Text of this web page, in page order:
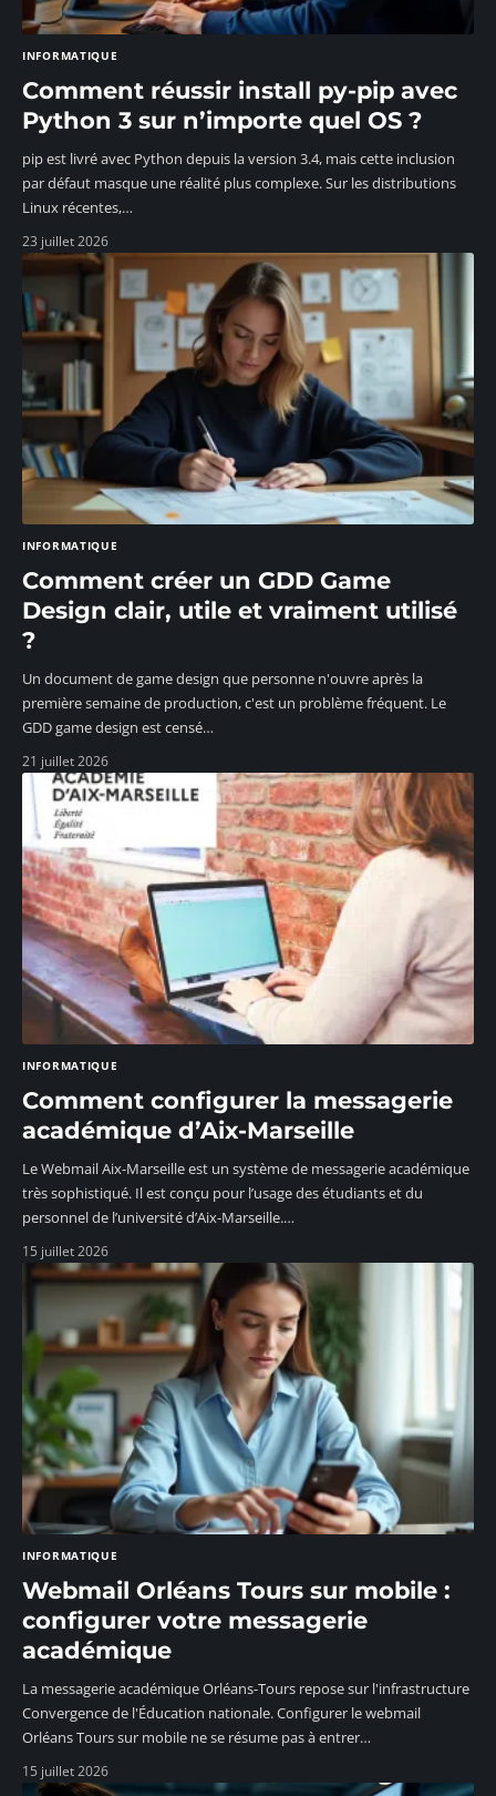
INFORMATIQUE
Comment réussir install py-pip avec
Python 3 sur n’importe quel OS ?
pip est livré avec Python depuis la version 3.4, mais cette inclusion
par défaut masque une réalité plus complexe. Sur les distributions
Linux récentes,…
23 juillet 2026
INFORMATIQUE
Comment créer un GDD Game
Design clair, utile et vraiment utilisé
?
Un document de game design que personne n'ouvre après la
première semaine de production, c'est un problème fréquent. Le
GDD game design est censé…
21 juillet 2026
INFORMATIQUE
Comment configurer la messagerie
académique d’Aix-Marseille
Le Webmail Aix-Marseille est un système de messagerie académique
très sophistiqué. Il est conçu pour l’usage des étudiants et du
personnel de l’université d’Aix-Marseille.…
15 juillet 2026
INFORMATIQUE
Webmail Orléans Tours sur mobile :
configurer votre messagerie
académique
La messagerie académique Orléans-Tours repose sur l'infrastructure
Convergence de l'Éducation nationale. Configurer le webmail
Orléans Tours sur mobile ne se résume pas à entrer…
15 juillet 2026